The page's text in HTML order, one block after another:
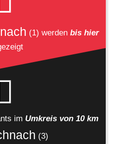
(1) werden bis hier
im Umkreis von 10 km
(3)